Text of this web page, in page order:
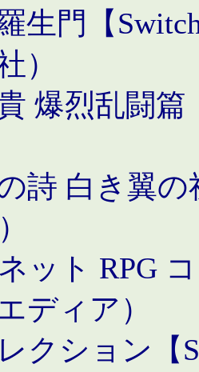
生門【
）
爆烈乱闘篇
詩 白き翼
ット RPG
ディア）
クション【